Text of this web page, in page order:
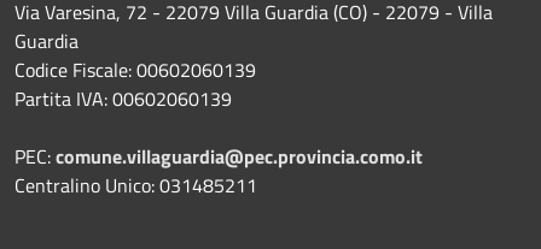
Via Varesina, 72 - 22079 Villa Guardia (CO) - 22079 - Villa
Guardia
Codice Fiscale: 00602060139
Partita IVA: 00602060139
PEC:comune.villaguardia@pec.provincia.como.it
Centralino Unico: 031485211